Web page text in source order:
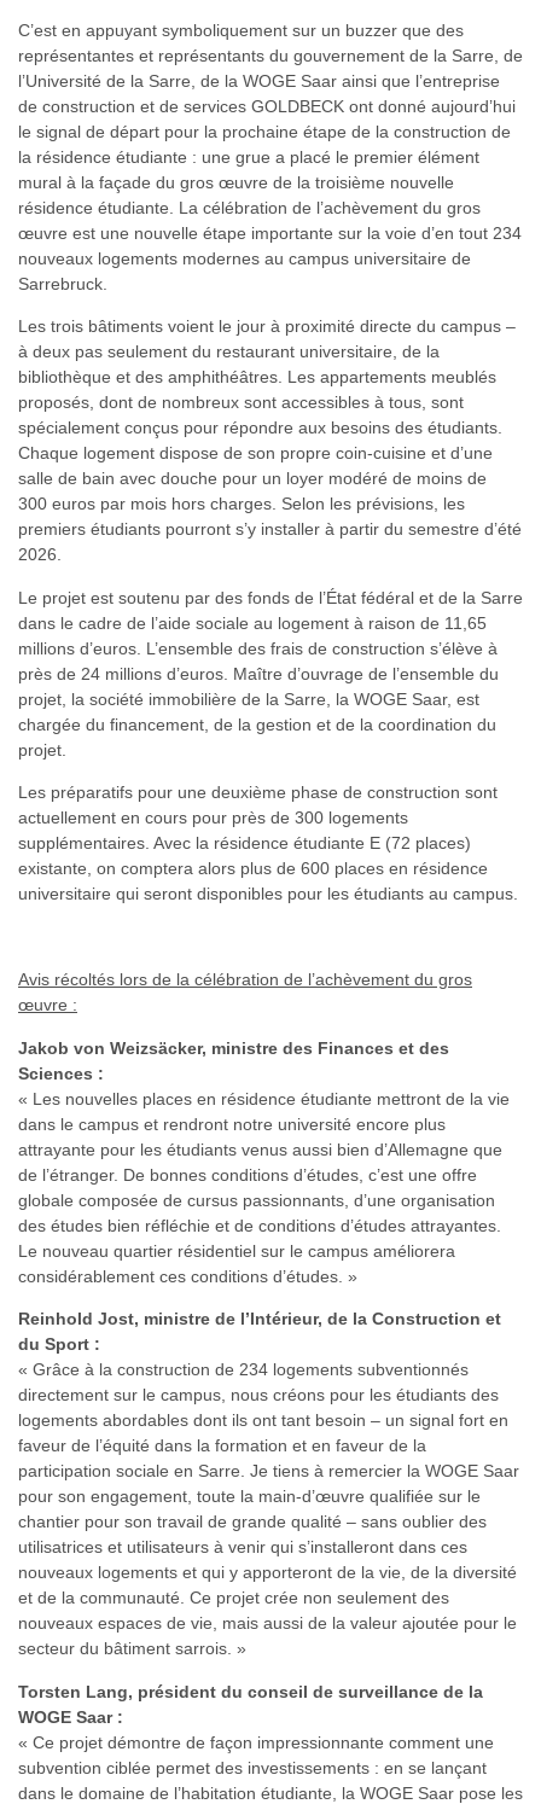
C’est en appuyant symboliquement sur un buzzer que des
représentantes et représentants du gouvernement de la Sarre, de
l’Université de la Sarre, de la WOGE Saar ainsi que l’entreprise
de construction et de services GOLDBECK ont donné aujourd’hui
le signal de départ pour la prochaine étape de la construction de
la résidence étudiante : une grue a placé le premier élément
mural à la façade du gros œuvre de la troisième nouvelle
résidence étudiante. La célébration de l’achèvement du gros
œuvre est une nouvelle étape importante sur la voie d’en tout 234
nouveaux logements modernes au campus universitaire de
Sarrebruck.
Les trois bâtiments voient le jour à proximité directe du campus –
à deux pas seulement du restaurant universitaire, de la
bibliothèque et des amphithéâtres. Les appartements meublés
proposés, dont de nombreux sont accessibles à tous, sont
spécialement conçus pour répondre aux besoins des étudiants.
Chaque logement dispose de son propre coin-cuisine et d’une
salle de bain avec douche pour un loyer modéré de moins de
300 euros par mois hors charges. Selon les prévisions, les
premiers étudiants pourront s’y installer à partir du semestre d’été
2026.
Le projet est soutenu par des fonds de l’État fédéral et de la Sarre
dans le cadre de l’aide sociale au logement à raison de 11,65
millions d’euros. L’ensemble des frais de construction s’élève à
près de 24 millions d’euros. Maître d’ouvrage de l’ensemble du
projet, la société immobilière de la Sarre, la WOGE Saar, est
chargée du financement, de la gestion et de la coordination du
projet.
Les préparatifs pour une deuxième phase de construction sont
actuellement en cours pour près de 300 logements
supplémentaires. Avec la résidence étudiante E (72 places)
existante, on comptera alors plus de 600 places en résidence
universitaire qui seront disponibles pour les étudiants au campus.
Avis récoltés lors de la célébration de l’achèvement du gros
œuvre :
Jakob von Weizsäcker, ministre des Finances et des
Sciences :
« Les nouvelles places en résidence étudiante mettront de la vie
dans le campus et rendront notre université encore plus
attrayante pour les étudiants venus aussi bien d’Allemagne que
de l’étranger. De bonnes conditions d’études, c’est une offre
globale composée de cursus passionnants, d’une organisation
des études bien réfléchie et de conditions d’études attrayantes.
Le nouveau quartier résidentiel sur le campus améliorera
considérablement ces conditions d’études. »
Reinhold Jost, ministre de l’Intérieur, de la Construction et
du Sport :
« Grâce à la construction de 234 logements subventionnés
directement sur le campus, nous créons pour les étudiants des
logements abordables dont ils ont tant besoin – un signal fort en
faveur de l’équité dans la formation et en faveur de la
participation sociale en Sarre. Je tiens à remercier la WOGE Saar
pour son engagement, toute la main-d’œuvre qualifiée sur le
chantier pour son travail de grande qualité – sans oublier des
utilisatrices et utilisateurs à venir qui s’installeront dans ces
nouveaux logements et qui y apporteront de la vie, de la diversité
et de la communauté. Ce projet crée non seulement des
nouveaux espaces de vie, mais aussi de la valeur ajoutée pour le
secteur du bâtiment sarrois. »
Torsten Lang, président du conseil de surveillance de la
WOGE Saar :
« Ce projet démontre de façon impressionnante comment une
subvention ciblée permet des investissements : en se lançant
dans le domaine de l’habitation étudiante, la WOGE Saar pose les